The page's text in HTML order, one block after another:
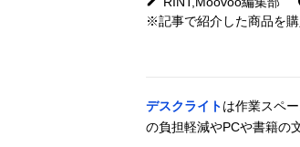
※記事で紹介した商品を
デスクライトは作業スペ
の負担軽減やPCや書籍の